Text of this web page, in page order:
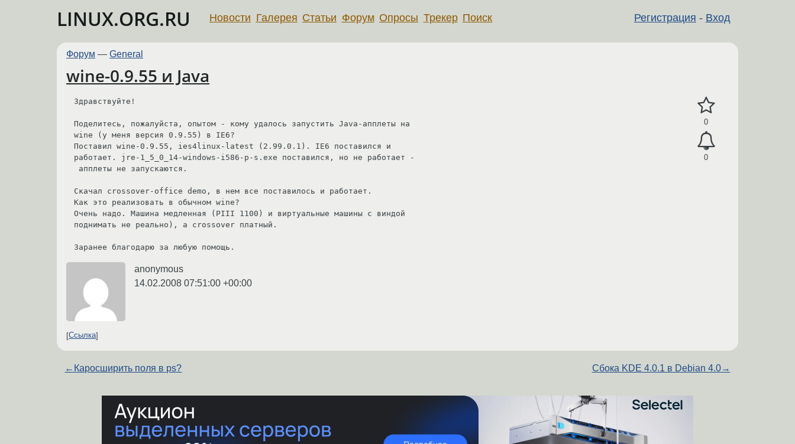
LINUX.ORG.RU Регистрация - Вход
Новости Галерея Статьи Форум Опросы Трекер Поиск
Форум — General
wine-0.9.55 и Java
0
0
Здравствуйте!
Поделитесь, пожалуйста, опытом - кому удалось запустить Java-апплеты на
wine (у меня версия 0.9.55) в IE6?
Поставил wine-0.9.55, ies4linux-latest (2.99.0.1). IE6 поставился и
работает. jre-1_5_0_14-windows-i586-p-s.exe поставился, но не работает -
Скачал crossover-office demo, в нем все поставилось и работает.
Как это реализовать в обычном wine?
Очень надо. Машина медленная (PIII 1100) и виртуальные машины с виндой
поднимать не реально), а crossover платный.
Заранее благодарю за любую помощь.
anonymous
14.02.2008 07:51:00 +00:00
Ссылка
← Каросширить поля в ps? Cбока KDE 4.0.1 в Debian 4.0→